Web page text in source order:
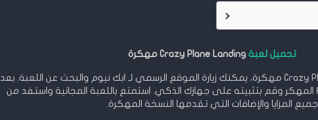
تحميل لعبة
لتحميل لعبة Crazy Plane Landing مهكرة، يمكنك زيارة الموقع الرسمي لـ ابك نيوم والبحث عن اللعبة. بعد
ذلك، قم بتنزيل ملف APK المهكر وقم بتثبيته على جهازك الذكي. استمتع باللعبة المجانية واستفد من
جميع المزايا والإضافات التي تقدمها النسخة المهكرة.